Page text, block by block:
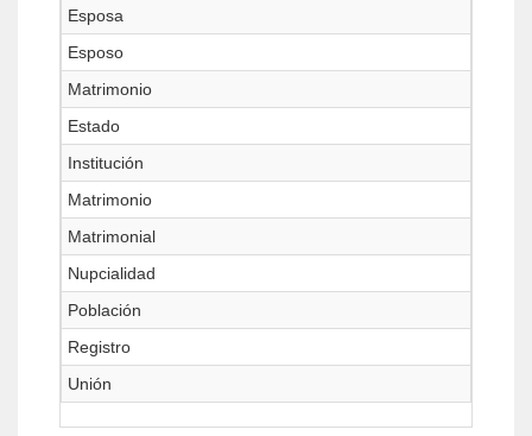
Esposa
Esposo
Matrimonio
Estado
Institución
Matrimonio
Matrimonial
Nupcialidad
Población
Registro
Unión